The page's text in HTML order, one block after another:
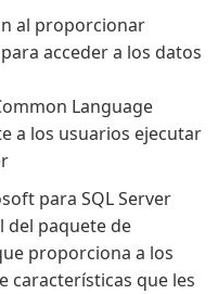
al proporcionar
acceder a los datos
Language
a los usuarios ejecutar
para SQL Server
del paquete de
proporciona a los
características que les